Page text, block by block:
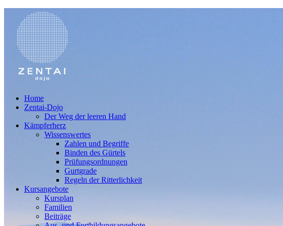
Home
Zentai-Dojo
Der Weg der leeren Hand
Kämpferherz
Wissenswertes
Zahlen und Begriffe
Binden des Gürtels
Prüfungsordnungen
Gurtgrade
Regeln der Ritterlichkeit
Kursangebote
Kursplan
Familien
Beiträge